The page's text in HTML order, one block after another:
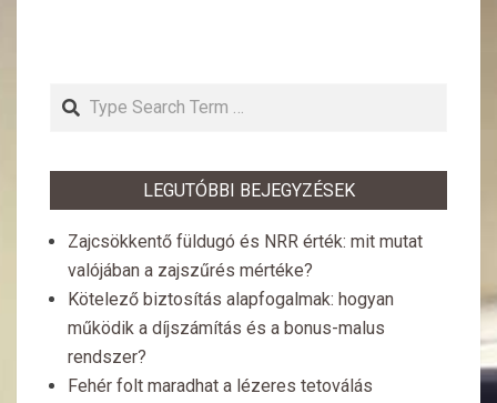
Search
LEGUTÓBBI BEJEGYZÉSEK
Zajcsökkentő füldugó és NRR érték: mit mutat
valójában a zajszűrés mértéke?
Kötelező biztosítás alapfogalmak: hogyan
működik a díjszámítás és a bonus-malus
rendszer?
Fehér folt maradhat a lézeres tetoválás